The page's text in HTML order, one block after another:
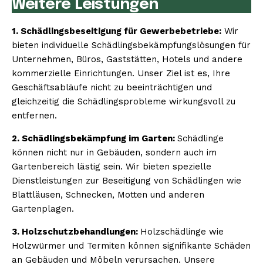
Weitere Leistungen
1. Schädlingsbeseitigung für Gewerbebetriebe: Wir
bieten individuelle Schädlingsbekämpfungslösungen für
Unternehmen, Büros, Gaststätten, Hotels und andere
kommerzielle Einrichtungen. Unser Ziel ist es, Ihre
Geschäftsabläufe nicht zu beeinträchtigen und
gleichzeitig die Schädlingsprobleme wirkungsvoll zu
entfernen.
2. Schädlingsbekämpfung im Garten: Schädlinge
können nicht nur in Gebäuden, sondern auch im
Gartenbereich lästig sein. Wir bieten spezielle
Dienstleistungen zur Beseitigung von Schädlingen wie
Blattläusen, Schnecken, Motten und anderen
Gartenplagen.
3. Holzschutzbehandlungen: Holzschädlinge wie
Holzwürmer und Termiten können signifikante Schäden
an Gebäuden und Möbeln verursachen. Unsere